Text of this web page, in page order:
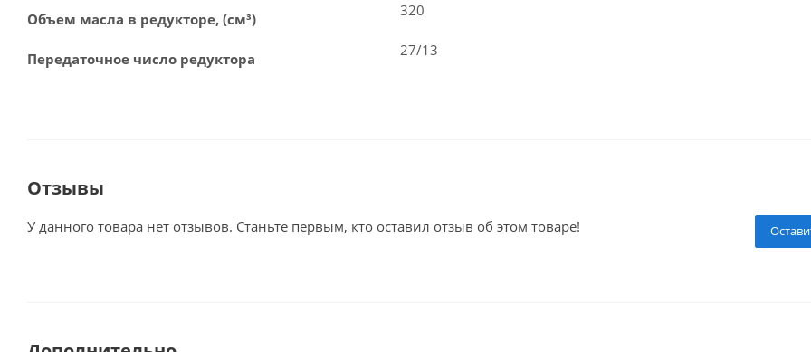
Объем масла в редукторе, (см³) 320
Передаточное число редуктора 27/13
Отзывы
У данного товара нет отзывов. Станьте первым, кто оставил отзыв об этом товаре!